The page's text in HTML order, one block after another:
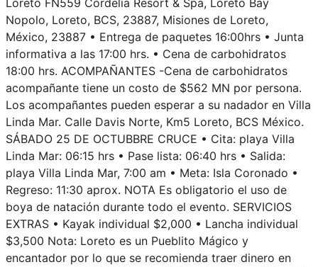
Loreto FN559 Cordelia Resort & Spa, Loreto Bay
Nopolo, Loreto, BCS, 23887, Misiones de Loreto,
México, 23887 • Entrega de paquetes 16:00hrs • Junta
informativa a las 17:00 hrs. • Cena de carbohidratos
18:00 hrs. ACOMPAÑANTES -Cena de carbohidratos
acompañante tiene un costo de $562 MN por persona.
Los acompañantes pueden esperar a su nadador en Villa
Linda Mar. Calle Davis Norte, Km5 Loreto, BCS México.
SÁBADO 25 DE OCTUBBRE CRUCE • Cita: playa Villa
Linda Mar: 06:15 hrs • Pase lista: 06:40 hrs • Salida:
playa Villa Linda Mar, 7:00 am • Meta: Isla Coronado •
Regreso: 11:30 aprox. NOTA Es obligatorio el uso de
boya de natación durante todo el evento. SERVICIOS
EXTRAS • Kayak individual $2,000 • Lancha individual
$3,500 Nota: Loreto es un Pueblito Mágico y
encantador por lo que se recomienda traer dinero en